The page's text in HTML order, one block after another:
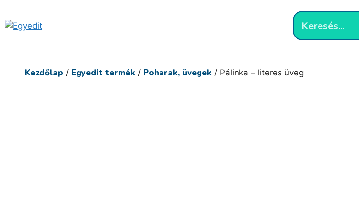
tartalomba
Kezdőlap / Egyedit termék / Poharak, üvegek / Pálinka – literes üveg